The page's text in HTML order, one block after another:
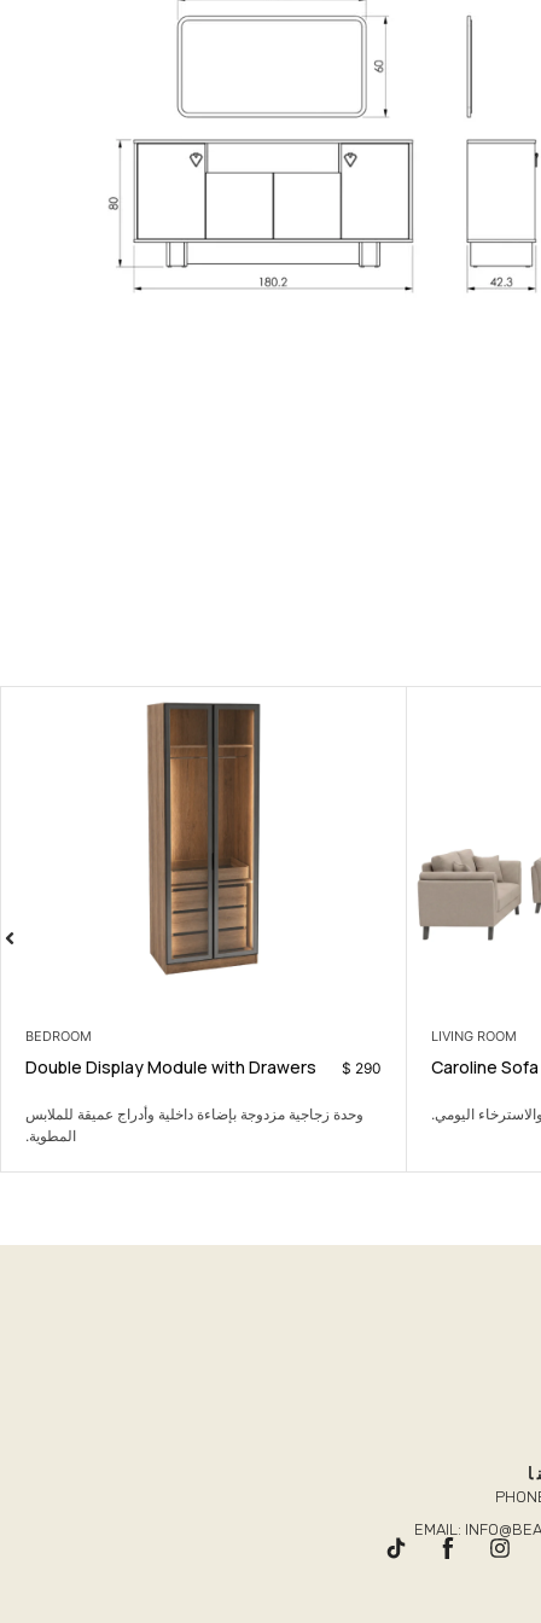
BEDROOM
Double
عميقة للملابس
BEDROOM
Scarlet Bedroom Set 549
$
طقم غرفة نوم هادئ يمنح المساحة راحة وترتيباً بلمسة
عصرية...
EMAIL: